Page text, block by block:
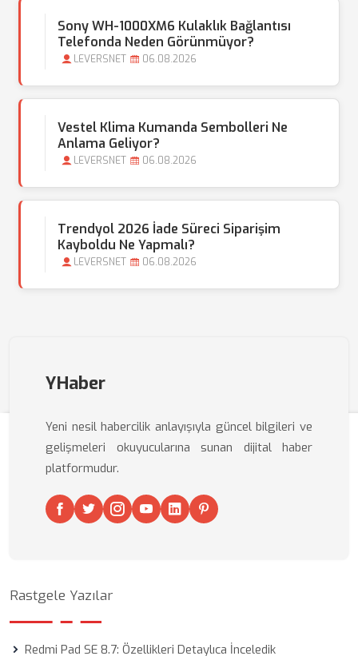
Sony WH-1000XM6 Kulaklık Bağlantısı
Telefonda Neden Görünmüyor?
LEVERSNET 06.08.2026
Vestel Klima Kumanda Sembolleri Ne
Anlama Geliyor?
LEVERSNET 06.08.2026
Trendyol 2026 İade Süreci Siparişim
Kayboldu Ne Yapmalı?
LEVERSNET 06.08.2026
YHaber
Yeni nesil habercilik anlayışıyla güncel bilgileri ve
gelişmeleri okuyucularına sunan dijital haber
platformudur.
Rastgele Yazılar
Redmi Pad SE 8.7: Özellikleri Detaylıca İnceledik